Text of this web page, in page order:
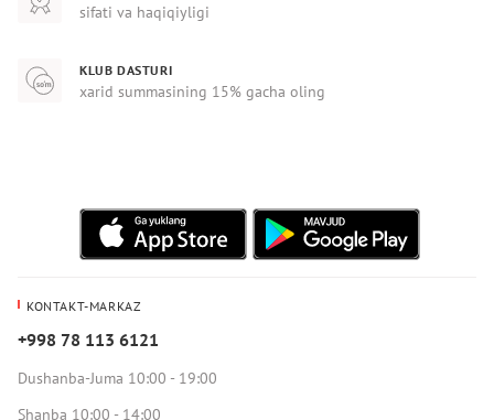
sifati va haqiqiyligi
KLUB DASTURI
xarid summasining 15% gacha oling
KONTAKT-MARKAZ
+998 78 113 6121
Dushanba-Juma 10:00 - 19:00
Shanba 10:00 - 14:00